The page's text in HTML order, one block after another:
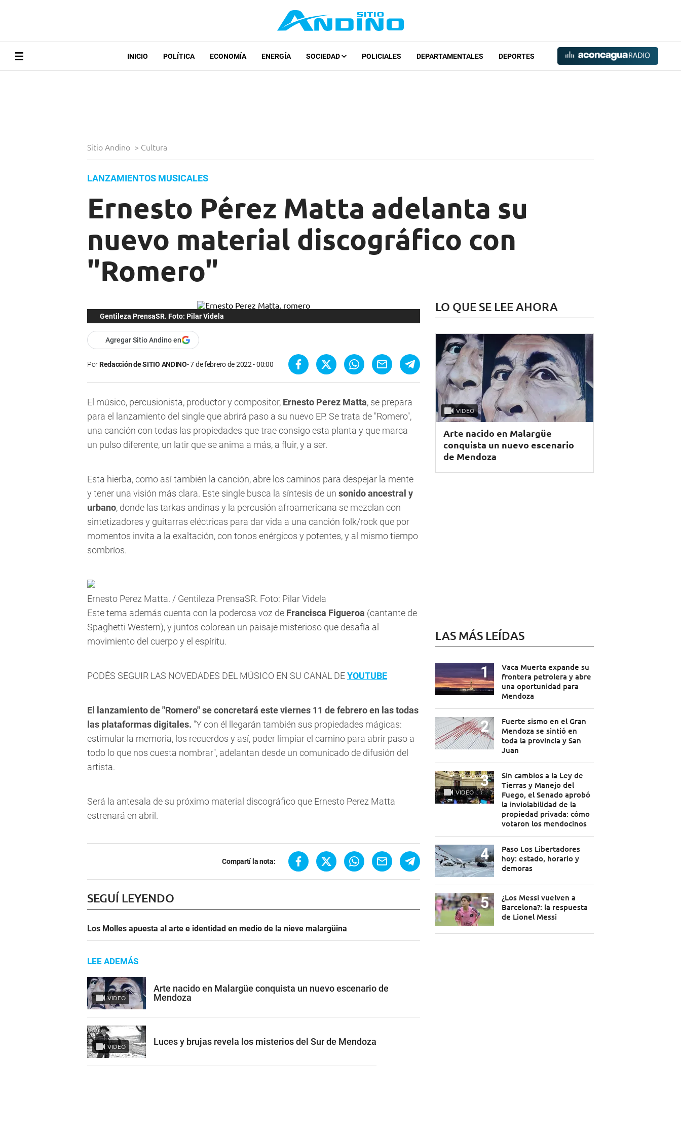
INICIO POLÍTICA ECONOMÍA ENERGÍA SOCIEDAD POLICIALES DEPARTAMENTALES DEPORTES
Sitio Andino > Cultura
LANZAMIENTOS MUSICALES
Ernesto Pérez Matta adelanta su
nuevo material discográfico con
"Romero"
Gentileza PrensaSR. Foto: Pilar Videla
Agregar Sitio Andino en
PorRedacción de SITIO ANDINO 7 de febrero de 2022 - 00:00
El músico, percusionista, productor y compositor, Ernesto Perez Matta, se prepara
para el lanzamiento del single que abrirá paso a su nuevo EP. Se trata de "Romero",
una canción con todas las propiedades que trae consigo esta planta y que marca
un pulso diferente, un latir que se anima a más, a fluir, y a ser.
Esta hierba, como así también la canción, abre los caminos para despejar la mente
y tener una visión más clara. Este single busca la síntesis de un sonido ancestral y
urbano, donde las tarkas andinas y la percusión afroamericana se mezclan con
sintetizadores y guitarras eléctricas para dar vida a una canción folk/rock que por
momentos invita a la exaltación, con tonos enérgicos y potentes, y al mismo tiempo
sombríos.
Ernesto Perez Matta. / Gentileza PrensaSR. Foto: Pilar Videla
Este tema además cuenta con la poderosa voz de Francisca Figueroa (cantante de
Spaghetti Western), y juntos colorean un paisaje misterioso que desafía al
movimiento del cuerpo y el espíritu.
PODÉS SEGUIR LAS NOVEDADES DEL MÚSICO EN SU CANAL DEYOUTUBE
El lanzamiento de "Romero" se concretará este viernes 11 de febrero en las todas
las plataformas digitales. "Y con él llegarán también sus propiedades mágicas:
estimular la memoria, los recuerdos y así, poder limpiar el camino para abrir paso a
todo lo que nos cuesta nombrar", adelantan desde un comunicado de difusión del
artista.
Será la antesala de su próximo material discográfico que Ernesto Perez Matta
estrenará en abril.
Compartí la nota:
SEGUÍ LEYENDO
Los Molles apuesta al arte e identidad en medio de la nieve malargüina
LEE ADEMÁS
VIDEO
Arte nacido en Malargüe conquista un nuevo escenario de
Mendoza
VIDEO Luces y brujas revela los misterios del Sur de Mendoza
LO QUE SE LEE AHORA
VIDEO
Arte nacido en Malargüe
conquista un nuevo escenario
de Mendoza
LAS MÁS LEÍDAS
Vaca Muerta expande su
frontera petrolera y abre
una oportunidad para
Mendoza
Fuerte sismo en el Gran
Mendoza se sintió en
toda la provincia y San
Juan
VIDEO
Sin cambios a la Ley de
Tierras y Manejo del
Fuego, el Senado aprobó
la inviolabilidad de la
propiedad privada: cómo
votaron los mendocinos
Paso Los Libertadores
hoy: estado, horario y
demoras
¿Los Messi vuelven a
Barcelona?: la respuesta
de Lionel Messi